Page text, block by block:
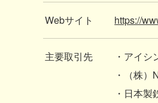
Webサイト https://
主要取引先
・アイシ
・（株）
・日本製